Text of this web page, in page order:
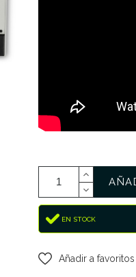
EN STOCK
Añadir a favoritos